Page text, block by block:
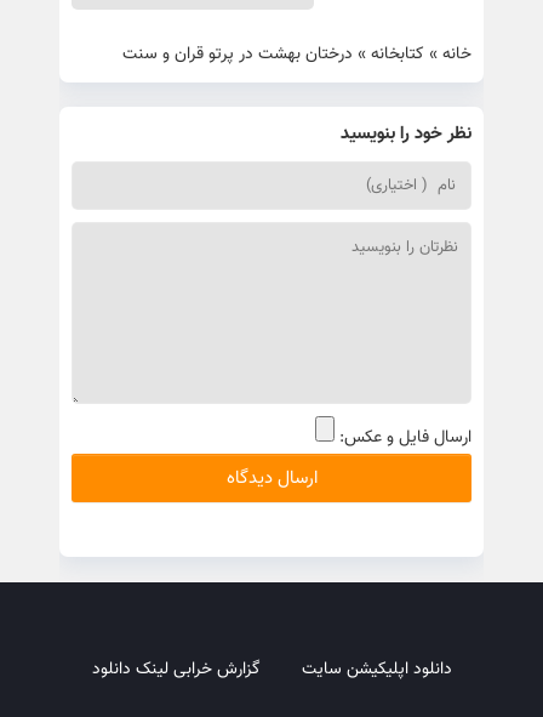
خانه» کتابخانه» درختان بهشت در پرتو قران و سنت
نظر خود را بنویسید
ارسال فایل و عکس:
دانلود اپلیکیشن سایت گزارش خرابی لینک دانلود